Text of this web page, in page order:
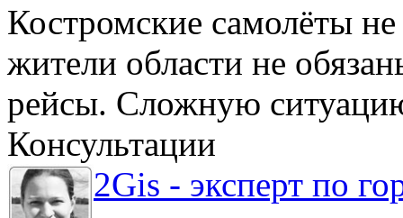
Костромские самолёты
жители области не
рейсы. Сложную
Консультации
2Gis - эксперт по